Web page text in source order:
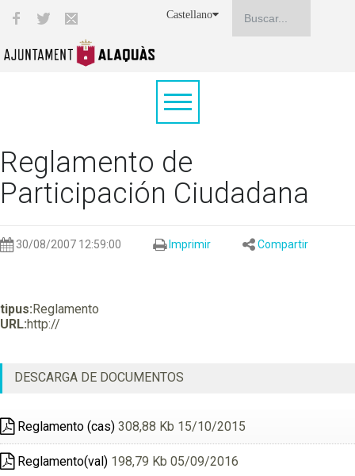
Castellano
Reglamento de
Participación Ciudadana
30/08/2007 12:59:00 Imprimir Compartir
tipus:Reglamento
URL:http://
DESCARGA DE DOCUMENTOS
Reglamento (cas) 308,88 Kb 15/10/2015
Reglamento(val) 198,79 Kb 05/09/2016